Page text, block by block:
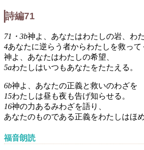
詩編71
71・3b神よ、あなたはわたしの岩、わ
4あなたに逆らう者からわたしを救って
神よ、あなたはわたしの希望、
5aわたしはいつもあなたをたたえる。
6b神よ、あなたの正義と救いのわざを
15わたしは昼も夜も告げ知らせる。
16神の力あるみわざを語り、
あなたのものである正義をわたしはほめ
福音朗読